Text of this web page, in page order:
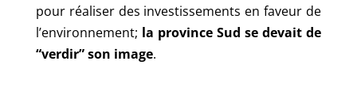
pour réaliser des investissements en faveur de
l’environnement; la province Sud se devait de
“verdir” son image.